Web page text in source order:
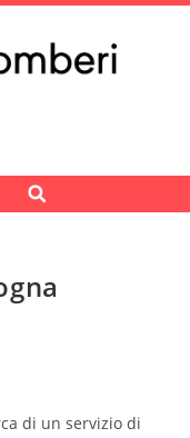
di un servizio di